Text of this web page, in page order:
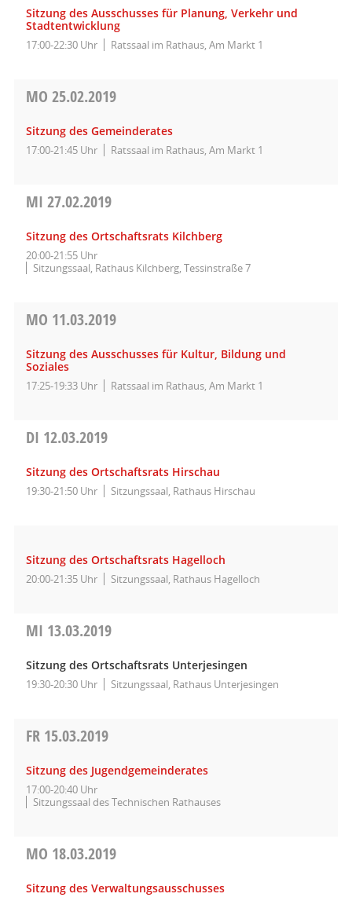
Sitzung des Ausschusses für Planung, Verkehr und
Stadtentwicklung
17:00-22:30 Uhr Ratssaal im Rathaus, Am Markt 1
MO 25.02.2019
Sitzung des Gemeinderates
17:00-21:45 Uhr Ratssaal im Rathaus, Am Markt 1
MI 27.02.2019
Sitzung des Ortschaftsrats Kilchberg
20:00-21:55 Uhr
Sitzungssaal, Rathaus Kilchberg, Tessinstraße 7
MO 11.03.2019
Sitzung des Ausschusses für Kultur, Bildung und
Soziales
17:25-19:33 Uhr Ratssaal im Rathaus, Am Markt 1
DI 12.03.2019
Sitzung des Ortschaftsrats Hirschau
19:30-21:50 Uhr Sitzungssaal, Rathaus Hirschau
Sitzung des Ortschaftsrats Hagelloch
20:00-21:35 Uhr Sitzungssaal, Rathaus Hagelloch
MI 13.03.2019
Sitzung des Ortschaftsrats Unterjesingen
19:30-20:30 Uhr Sitzungssaal, Rathaus Unterjesingen
FR 15.03.2019
Sitzung des Jugendgemeinderates
17:00-20:40 Uhr
Sitzungssaal des Technischen Rathauses
MO 18.03.2019
Sitzung des Verwaltungsausschusses